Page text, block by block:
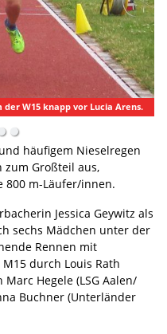
der W15 knapp vor Lucia Arens.
häufigem Nieselregen
zum Großteil aus,
800 m-Läufer/innen.
Jessica Geywitz als
sechs Mädchen unter der
Rennen mit
durch Louis Rath
Hegele (LSG Aalen/
Buchner (Unterländer